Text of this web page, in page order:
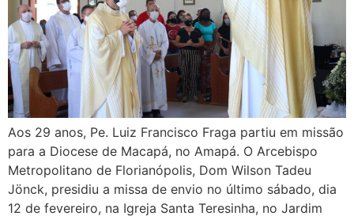
Aos 29 anos, Pe. Luiz Francisco Fraga partiu em missão
para a Diocese de Macapá, no Amapá. O Arcebispo
Metropolitano de Florianópolis, Dom Wilson Tadeu
Jönck, presidiu a missa de envio no último sábado, dia
12 de fevereiro, na Igreja Santa Teresinha, no Jardim